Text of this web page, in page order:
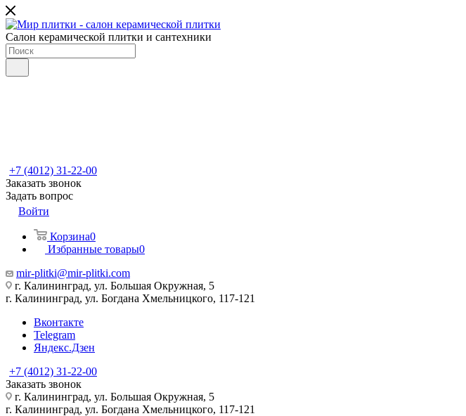
Салон керамической плитки и сантехники
+7 (4012) 31-22-00
Заказать звонок
Задать вопрос
Войти
Корзина0
Избранные товары0
mir-plitki@mir-plitki.com
г. Калининград, ул. Большая Окружная, 5
г. Калининград, ул. Богдана Хмельницкого, 117-121
Вконтакте
Telegram
Яндекс.Дзен
+7 (4012) 31-22-00
Заказать звонок
г. Калининград, ул. Большая Окружная, 5
г. Калининград, ул. Богдана Хмельницкого, 117-121